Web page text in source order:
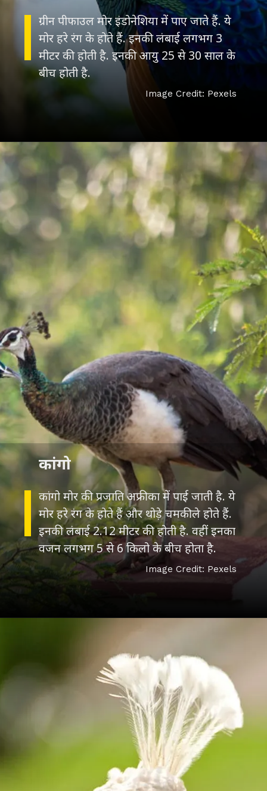
ग्रीन पीफाउल मोर इंडोनेशिया में पाए जाते हैं. ये
मोर हरे रंग के होते हैं. इनकी लंबाई लगभग 3
मीटर की होती है. इनकी आयु 25 से 30 साल के
बीच होती है.
Image Credit: Pexels
कांगो मोर की प्रजाति अफ्रीका में पाई जाती है. ये
मोर हरे रंग के होते हैं और थोड़े चमकीले होते हैं.
इनकी लंबाई 2.12 मीटर की होती है. वहीं इनका
वजन लगभग 5 से 6 किलो के बीच होता है.
कांगो
Image Credit: Pexels